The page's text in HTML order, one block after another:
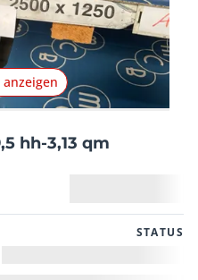
hh-3,13 qm
STATUS